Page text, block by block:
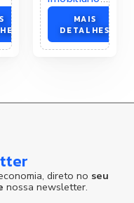
de
da
para discutir
tendências,
inovaçãoe
abordanovos
regulação
transformação
MAIS
DETALHES
direto no seu
nossa newsletter.